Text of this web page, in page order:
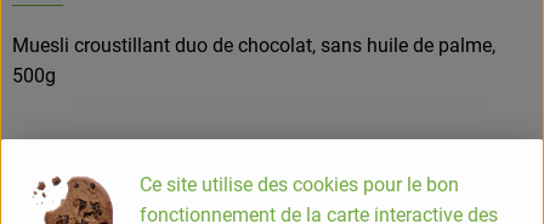
Muesli croustillant duo de chocolat, sans huile de palme,
500g
généreux morceaux de chocolat noir et chocolat au lait.
Avoine sans gluten. Riche en fibres Aux céréales complètes
Ce site utilise des cookies pour le bon
fonctionnement de la carte interactive des